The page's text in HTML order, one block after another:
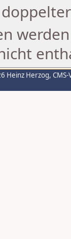
Heinz Herzog,